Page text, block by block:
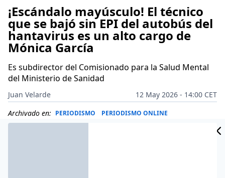
¡Escándalo mayúsculo! El técnico
que se bajó sin EPI del autobús del
hantavirus es un alto cargo de
Mónica García
Es subdirector del Comisionado para la Salud Mental
del Ministerio de Sanidad
Juan Velarde
12 May 2026 - 14:00 CET
Archivado en: PERIODISMO PERIODISMO ONLINE